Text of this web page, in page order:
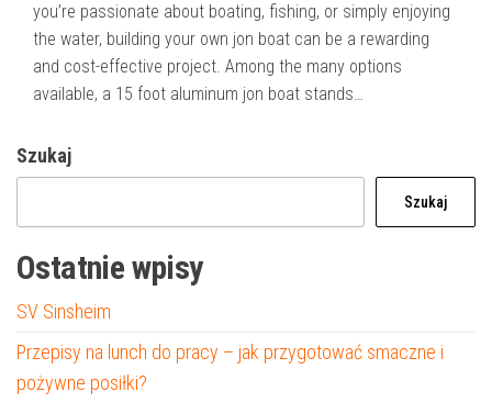
you’re passionate about boating, fishing, or simply enjoying
the water, building your own jon boat can be a rewarding
and cost-effective project. Among the many options
available, a 15 foot aluminum jon boat stands…
Szukaj
Szukaj
Ostatnie wpisy
SV Sinsheim
Przepisy na lunch do pracy – jak przygotować smaczne i
pożywne posiłki?